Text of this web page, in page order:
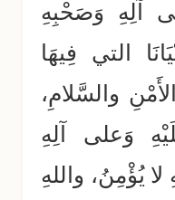
آلِهِ وَصَحْبِهِ
التي فِيهَا
والسَّلامِ،
وَعلى آلِهِ
يُؤْمِنُ، واللهِ